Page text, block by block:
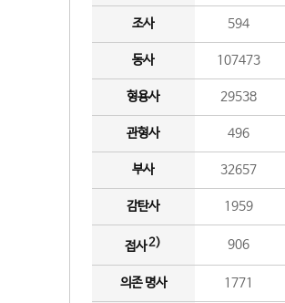
조사 594
동사 107473
형용사 29538
관형사 496
부사 32657
감탄사 1959
접사2) 906
의존 명사 1771